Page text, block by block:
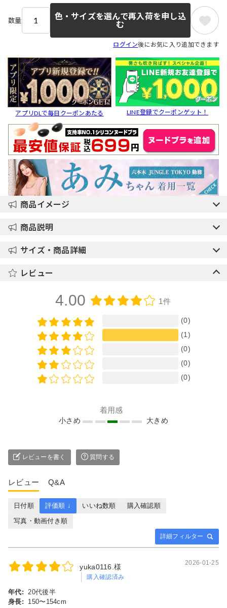
数量
色・サイズを選んで再入荷を申し込
む
ログイン後にお気に入り追加できます
アプリDLで毎日クーポンあたる LINE登録でクーポンゲット！
商品イメージ
商品説明
サイズ・商品詳細
レビュー
4.00 1件
(0)
(1)
(0)
(0)
(0)
着用感
小さめ 大きめ
レビューを書く 質問する
レビュー Q&A
詳細フィルター
日付順 評価順 ↓ いいね数順
購入確認順
写真・動画付き順
yuka0116.様
購入確認済み
2026-01-25
年代:
20代後半
身長:
150〜154cm